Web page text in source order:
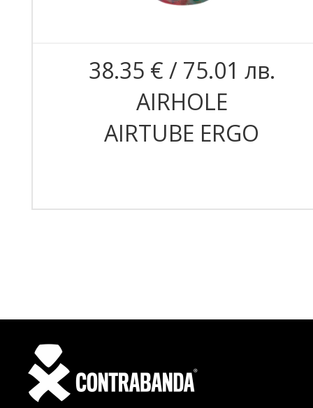
38.35 € / 75.01 лв.
AIRHOLE
AIRTUBE ERGO